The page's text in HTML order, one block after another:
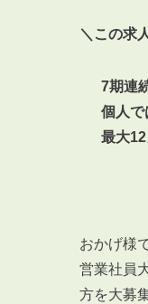
＼この求
7期連
個人で
最大
おかげ様
営業社員
方を大募